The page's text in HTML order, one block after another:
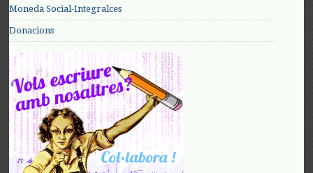
Moneda Social-Integralces
Donacions